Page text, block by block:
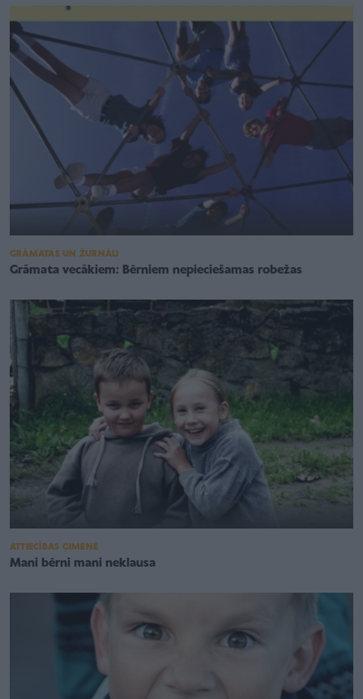
GRĀMATAS UN ŽURNĀLI
Grāmata vecākiem: Bērniem nepieciešamas robežas
ATTIECĪBAS ĢIMENĒ
Mani bērni mani neklausa